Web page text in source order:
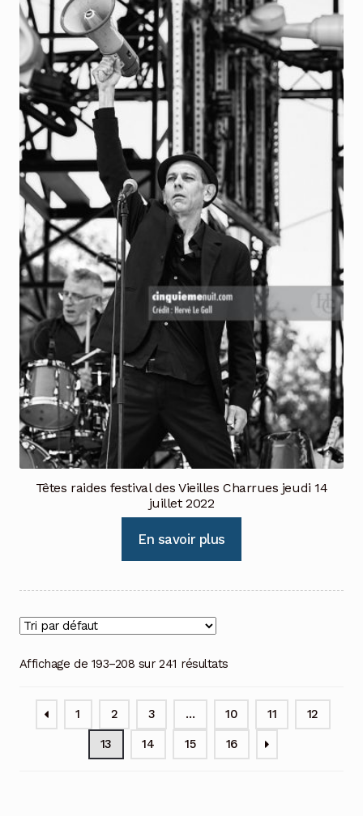
Têtes raides festival des Vieilles Charrues jeudi 14
juillet 2022
En savoir plus
Affichage de 193–208 sur 241 résultats
1 2 3 … 10 11 12
13 14 15 16